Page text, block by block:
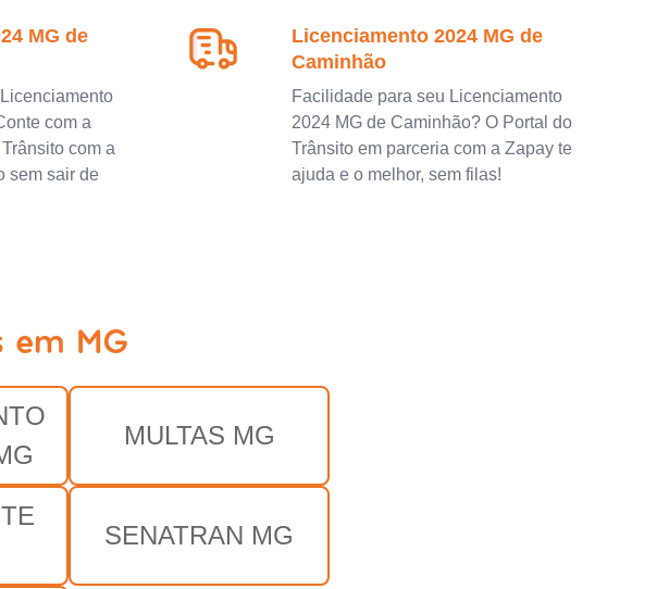
MG de
com a
com a
sem sair de
Licenciamento 2024 MG de
Caminhão
Facilidade para seu Licenciamento
2024 MG de Caminhão? O Portal do
Trânsito em parceria com a Zapay te
ajuda e o melhor, sem filas!
em MG
MULTAS MG
SENATRAN MG